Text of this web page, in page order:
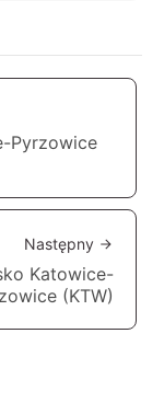
Pyrzowice
Następny
Katowice-
(KTW)